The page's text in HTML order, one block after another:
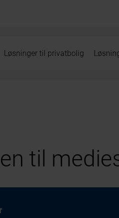
Løsninger til privatbolig
til